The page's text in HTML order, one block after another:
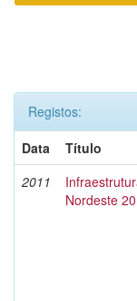
Registos:
Data
Título
2011
Nordeste